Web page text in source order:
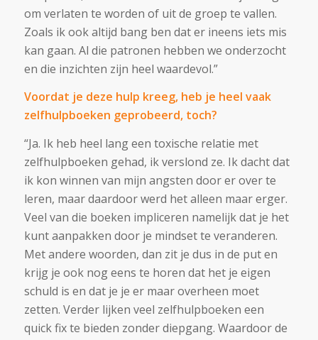
om verlaten te worden of uit de groep te vallen.
Zoals ik ook altijd bang ben dat er ineens iets mis
kan gaan. Al die patronen hebben we onderzocht
en die inzichten zijn heel waardevol.”
Voordat je deze hulp kreeg, heb je heel vaak
zelfhulpboeken geprobeerd, toch?
“Ja. Ik heb heel lang een toxische relatie met
zelfhulpboeken gehad, ik verslond ze. Ik dacht dat
ik kon winnen van mijn angsten door er over te
leren, maar daardoor werd het alleen maar erger.
Veel van die boeken impliceren namelijk dat je het
kunt aanpakken door je mindset te veranderen.
Met andere woorden, dan zit je dus in de put en
krijg je ook nog eens te horen dat het je eigen
schuld is en dat je je er maar overheen moet
zetten. Verder lijken veel zelfhulpboeken een
quick fix te bieden zonder diepgang. Waardoor de